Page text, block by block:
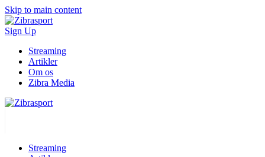
Skip to main content
Sign Up
Streaming
Artikler
Om os
Zibra Media
Streaming